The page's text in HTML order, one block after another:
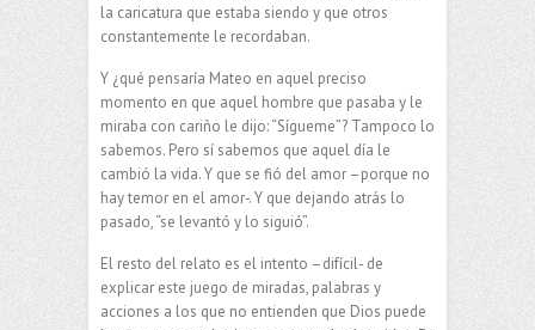
la caricatura que estaba siendo y que otros
constantemente le recordaban.
Y ¿qué pensaría Mateo en aquel preciso
momento en que aquel hombre que pasaba y le
miraba con cariño le dijo: “Sígueme”? Tampoco lo
sabemos. Pero sí sabemos que aquel día le
cambió la vida. Y que se fió del amor –porque no
hay temor en el amor-. Y que dejando atrás lo
pasado, “se levantó y lo siguió”.
El resto del relato es el intento –difícil- de
explicar este juego de miradas, palabras y
acciones a los que no entienden que Dios puede